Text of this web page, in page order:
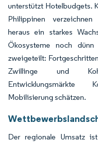
unterstützt Hotelbudgets.
Philippinen
heraus ein starkes
Ökosysteme noch
zweigeteilt:
Zwillinge und
Entwicklungsmärkte
Mobilisierung schätzen.
Der regionale Umsatz